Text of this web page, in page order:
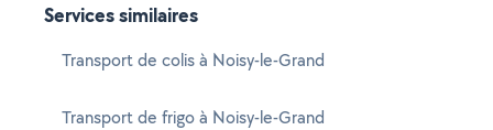
Services similaires
Transport de colis à Noisy-le-Grand
Transport de frigo à Noisy-le-Grand